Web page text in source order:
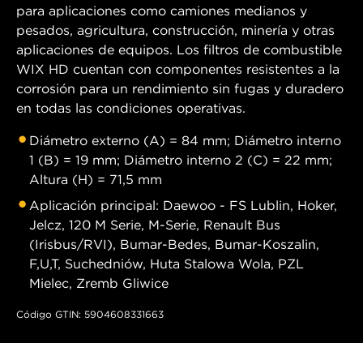
para aplicaciones como camiones medianos y
pesados, agricultura, construcción, minería y otras
aplicaciones de equipos. Los filtros de combustible
WIX HD cuentan con componentes resistentes a la
corrosión para un rendimiento sin fugas y duradero
en todas las condiciones operativas.
Diámetro externo (A) = 84 mm; Diámetro interno
1 (B) = 19 mm; Diámetro interno 2 (C) = 22 mm;
Altura (H) = 71,5 mm
Aplicación principal: Daewoo - FS Lublin, Hoker,
Jelcz, 120 M Serie, M-Serie, Renault Bus
(Irisbus/RVI), Bumar-Bedes, Bumar-Koszalin,
F,U,T, Suchedniów, Huta Stalowa Wola, PZL
Mielec, Zremb Gliwice
Código GTIN: 5904608331663